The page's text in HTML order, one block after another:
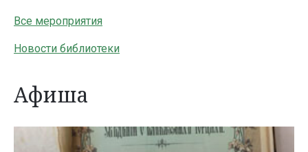
Все мероприятия
Новости библиотеки
Афиша